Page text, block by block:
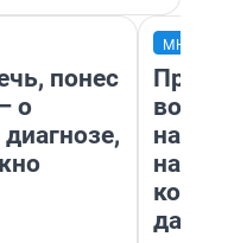
понес
о
нам
даже